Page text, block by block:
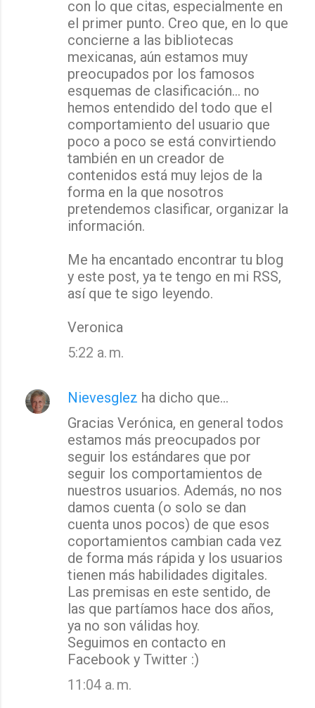
con lo que citas, especialmente en
el primer punto. Creo que, en lo que
concierne a las bibliotecas
mexicanas, aún estamos muy
preocupados por los famosos
esquemas de clasificación... no
hemos entendido del todo que el
comportamiento del usuario que
poco a poco se está convirtiendo
también en un creador de
contenidos está muy lejos de la
forma en la que nosotros
pretendemos clasificar, organizar la
información.
Me ha encantado encontrar tu blog
y este post, ya te tengo en mi RSS,
así que te sigo leyendo.
Veronica
5:22 a. m.
Nievesglez ha dicho que…
Gracias Verónica, en general todos
estamos más preocupados por
seguir los estándares que por
seguir los comportamientos de
nuestros usuarios. Además, no nos
damos cuenta (o solo se dan
cuenta unos pocos) de que esos
coportamientos cambian cada vez
de forma más rápida y los usuarios
tienen más habilidades digitales.
Las premisas en este sentido, de
las que partíamos hace dos años,
ya no son válidas hoy.
Seguimos en contacto en
Facebook y Twitter :)
11:04 a. m.